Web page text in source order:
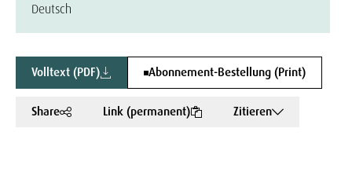
Deutsch
Volltext (PDF) Abonnement-Bestellung (Print)
Share Link (permanent) Zitieren